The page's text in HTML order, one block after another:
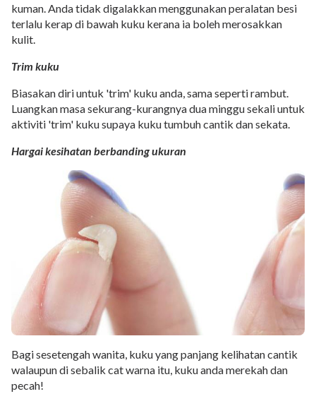
kuman. Anda tidak digalakkan menggunakan peralatan besi
terlalu kerap di bawah kuku kerana ia boleh merosakkan
kulit.
Trim kuku
Biasakan diri untuk 'trim' kuku anda, sama seperti rambut.
Luangkan masa sekurang-kurangnya dua minggu sekali untuk
aktiviti 'trim' kuku supaya kuku tumbuh cantik dan sekata.
Hargai kesihatan berbanding ukuran
Bagi sesetengah wanita, kuku yang panjang kelihatan cantik
walaupun di sebalik cat warna itu, kuku anda merekah dan
pecah!